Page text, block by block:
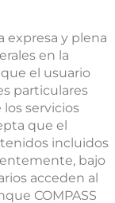
expresa y plena
en la
el usuario
particulares
servicios
que el
incluidos
bajo
acceden al
COMPASS